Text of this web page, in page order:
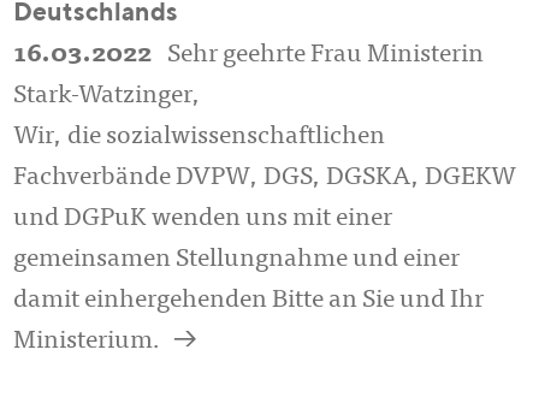
Deutschlands
16.03.2022
Sehr geehrte Frau Ministerin
Stark-Watzinger,
Wir, die sozialwissenschaftlichen
Fachverbände DVPW, DGS, DGSKA, DGEKW
und DGPuK wenden uns mit einer
gemeinsamen Stellungnahme und einer
damit einhergehenden Bitte an Sie und Ihr
Ministerium.
a